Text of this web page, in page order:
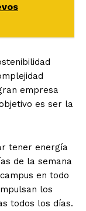
empresa
es ser la
tener energía
de la semana
en todo
los
todos los días.